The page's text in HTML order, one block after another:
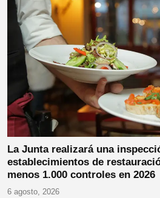
La Junta realizará una
establecimientos de
menos 1.000 controles en 2026
6 agosto, 2026